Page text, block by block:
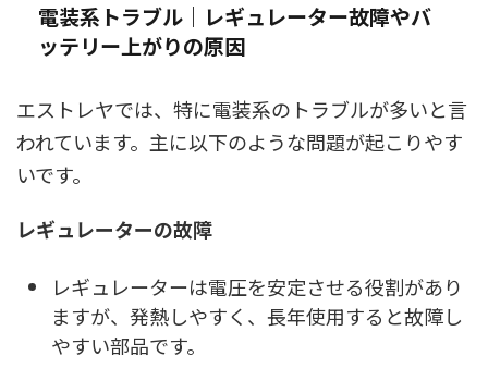
電装系トラブル｜レギュレーター故障やバ
ッテリー上がりの原因
エストレヤでは、特に電装系のトラブルが多いと言
われています。主に以下のような問題が起こりやす
いです。
レギュレーターの故障
レギュレーターは電圧を安定させる役割があり
ますが、発熱しやすく、長年使用すると故障し
やすい部品です。